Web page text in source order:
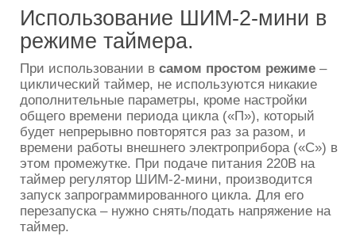
Использование ШИМ-2-мини в
режиме таймера.
При использовании в самом простом режиме –
циклический таймер, не используются никакие
дополнительные параметры, кроме настройки
общего времени периода цикла («П»), который
будет непрерывно повторятся раз за разом, и
времени работы внешнего электроприбора («С») в
этом промежутке. При подаче питания 220В на
таймер регулятор ШИМ-2-мини, производится
запуск запрограммированного цикла. Для его
перезапуска – нужно снять/подать напряжение на
таймер.